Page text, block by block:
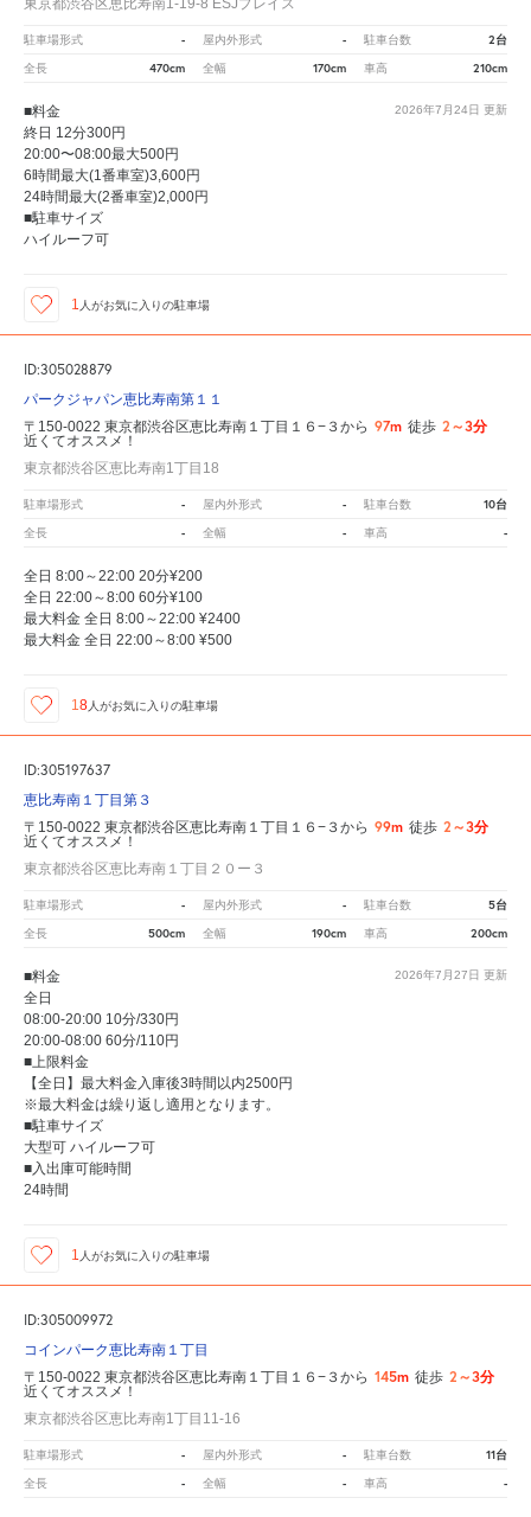
東京都渋谷区恵比寿南1-19-8 ESJプレイス
駐車場形式 - 屋内外形式 - 駐車台数 2台
全長 470cm 全幅 170cm 車高 210cm
2026年7月24日 更新
■料金
終日 12分300円
20:00〜08:00最大500円
6時間最大(1番車室)3,600円
24時間最大(2番車室)2,000円
■駐車サイズ
ハイルーフ可
1 人がお気に入りの駐車場
ID:305028879
パークジャパン恵比寿南第１１
〒150-0022 東京都渋谷区恵比寿南１丁目１６−３から 97m 徒歩 2～3分
近くてオススメ！
東京都渋谷区恵比寿南1丁目18
駐車場形式 - 屋内外形式 - 駐車台数 10台
全長 - 全幅 - 車高 -
全日 8:00～22:00 20分¥200
全日 22:00～8:00 60分¥100
最大料金 全日 8:00～22:00 ¥2400
最大料金 全日 22:00～8:00 ¥500
18人がお気に入りの駐車場
ID:305197637
恵比寿南１丁目第３
〒150-0022 東京都渋谷区恵比寿南１丁目１６−３から 99m 徒歩 2～3分
近くてオススメ！
東京都渋谷区恵比寿南１丁目２０ー３
駐車場形式 - 屋内外形式 - 駐車台数 5台
全長 500cm 全幅 190cm 車高 200cm
2026年7月27日 更新
■料金
全日
08:00-20:00 10分/330円
20:00-08:00 60分/110円
■上限料金
【全日】最大料金入庫後3時間以内2500円
※最大料金は繰り返し適用となります。
■駐車サイズ
大型可 ハイルーフ可
■入出庫可能時間
24時間
1 人がお気に入りの駐車場
ID:305009972
コインパーク恵比寿南１丁目
〒150-0022 東京都渋谷区恵比寿南１丁目１６−３から 145m 徒歩 2～3分
近くてオススメ！
東京都渋谷区恵比寿南1丁目11-16
駐車場形式 - 屋内外形式 - 駐車台数 11台
全長 - 全幅 - 車高 -